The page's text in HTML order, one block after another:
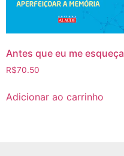
Antes que eu me esqueça
R$70.50
Adicionar ao carrinho